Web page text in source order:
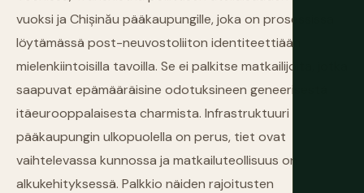
vuoksi ja Chișinău pääkaupungille, joka on prosessissa
löytämässä post-neuvostoliiton identiteettiään
mielenkiintoisilla tavoilla. Se ei palkitse matkailijoita, jotka
saapuvat epämääräisine odotuksineen geneerisestä
itäeurooppalaisesta charmista. Infrastruktuuri
pääkaupungin ulkopuolella on perus, tiet ovat
vaihtelevassa kunnossa ja matkailuteollisuus on
alkukehityksessä. Palkkio näiden rajoitusten